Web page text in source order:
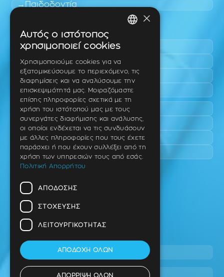
Παιδοδοντία
Πυλαία
Τριάδι
Νέο Ρύσιο
Επανομή
Περαία
Καλαμαριά
Πανόραμα
Χαριλάου
Ταβάκη – Θ. Λίτσα 10 (γωνία),
Θέρμη – Θεσσαλονίκη
T.K 57001
2310 46 10 44
info@dimitrouli.gr
×
Αυτός ο ιστότοπος
χρησιμοποιεί cookies
Χρησιμοποιούμε cookies για να
εξατομικεύσουμε το περιεχόμενο, τις
διαφημίσεις και να αναλύσουμε την
επισκεψιμότητά μας. Μοιραζόμαστε
επίσης πληροφορίες σχετικά με τη
χρήση του ιστότοπού μας με τους
συνεργάτες διαφήμισης και ανάλυσης,
οι οποίοι ενδέχεται να τις συνδυάσουν
με άλλες πληροφορίες που τους έχετε
παράσχει ή που έχουν συλλέξει από τη
χρήση των υπηρεσιών τους από εσάς.
Πολιτική Απορρήτου
ΑΠΌΔΟΣΗΣ
ΣΤΌΧΕΥΣΗΣ
ΛΕΙΤΟΥΡΓΙΚΌΤΗΤΑΣ
ΑΠΟΔΟΧΉ ΌΛΩΝ
ΑΠΌΡΡΙΨΗ ΌΛΩΝ